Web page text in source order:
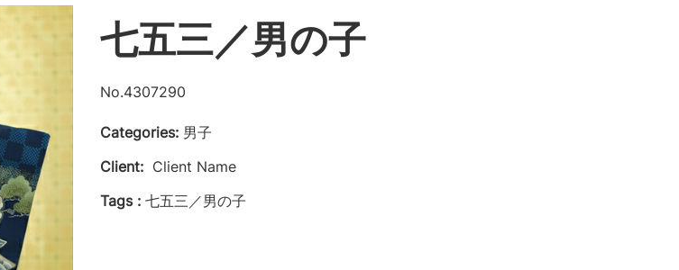
七五三／男の子
No.4307290
Categories: 男子
Client: Client Name
Tags : 七五三／男の子